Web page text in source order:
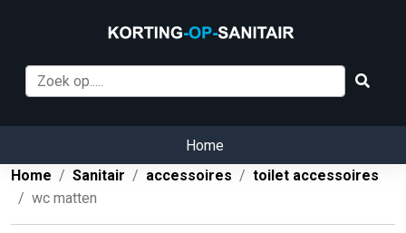
Home
Home
Sanitair accessoires
toilet accessoires
wc matten